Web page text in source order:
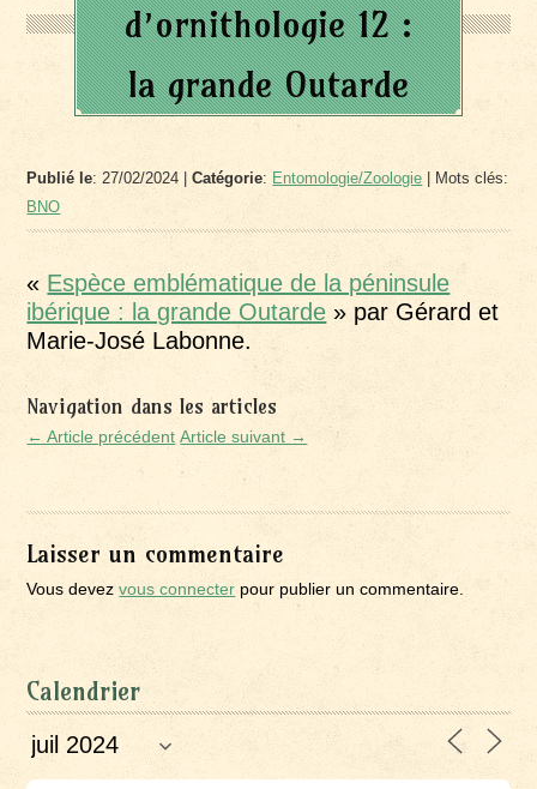
d’ornithologie 12 :
la grande Outarde
Publié le: 27/02/2024 |Catégorie: Entomologie/Zoologie | Mots clés:
BNO
« Espèce emblématique de la péninsule
ibérique : la grande Outarde » par Gérard et
Marie-José Labonne.
Navigation dans les articles
← Article précédent Article suivant →
Laisser un commentaire
Vous devezvous connecter pour publier un commentaire.
Calendrier